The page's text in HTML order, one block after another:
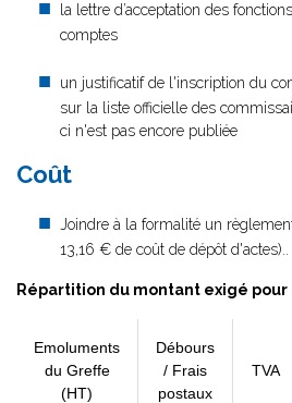
la lettre d’acceptation des
comptes
un justificatif de l'inscription du
sur la liste officielle des
ci n'est pas encore publiée
Coût
Joindre à la formalité un
13,16 € de coût de dépôt d'actes)..
Répartition du montant exigé
Emoluments
du Greffe
(HT)
Débours
/ Frais
postaux
TVA